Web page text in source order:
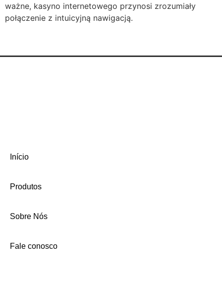
ważne, kasyno internetowego przynosi zrozumiały
połączenie z intuicyjną nawigacją.
Início
Produtos
Sobre Nós
Fale conosco